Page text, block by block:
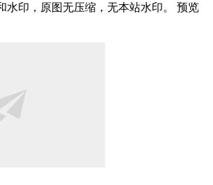
水印，原图无压缩，无本站水印。 预览